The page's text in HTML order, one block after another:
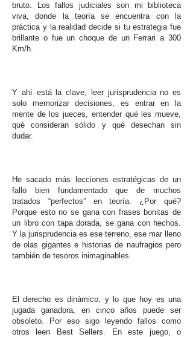
bruto. Los fallos judiciales son mi biblioteca
viva, donde la teoría se encuentra con la
práctica y la realidad decide si tu estrategia fue
brillante o fue un choque de un Ferrari a 300
Km/h.
Y ahí está la clave, leer jurisprudencia no es
solo memorizar decisiones, es entrar en la
mente de los jueces, entender qué les mueve,
qué consideran sólido y qué desechan sin
dudar.
He sacado más lecciones estratégicas de un
fallo bien fundamentado que de muchos
tratados “perfectos” en teoría. ¿Por qué?
Porque esto no se gana con frases bonitas de
un libro con tapa dorada, se gana con hechos.
Y la jurisprudencia es ese terreno, ese mar lleno
de olas gigantes e historias de naufragios pero
también de tesoros inimaginables.
El derecho es dinámico, y lo que hoy es una
jugada ganadora, en cinco años puede ser
obsoleto. Por eso sigo leyendo fallos como
otros leen Best Sellers. En este juego, o